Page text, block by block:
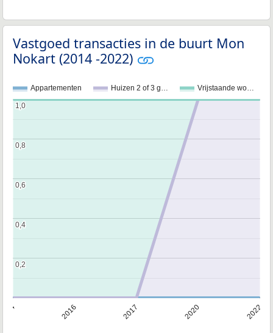
Vastgoed transacties in de buurt Mon
Nokart (2014 -2022)
Appartementen Huizen 2 of 3 g… Vrijstaande wo…
2016 2017 2020 2022
0,2
0,2
0,4
0,4
0,6
0,6
0,8
0,8
1,0
1,0